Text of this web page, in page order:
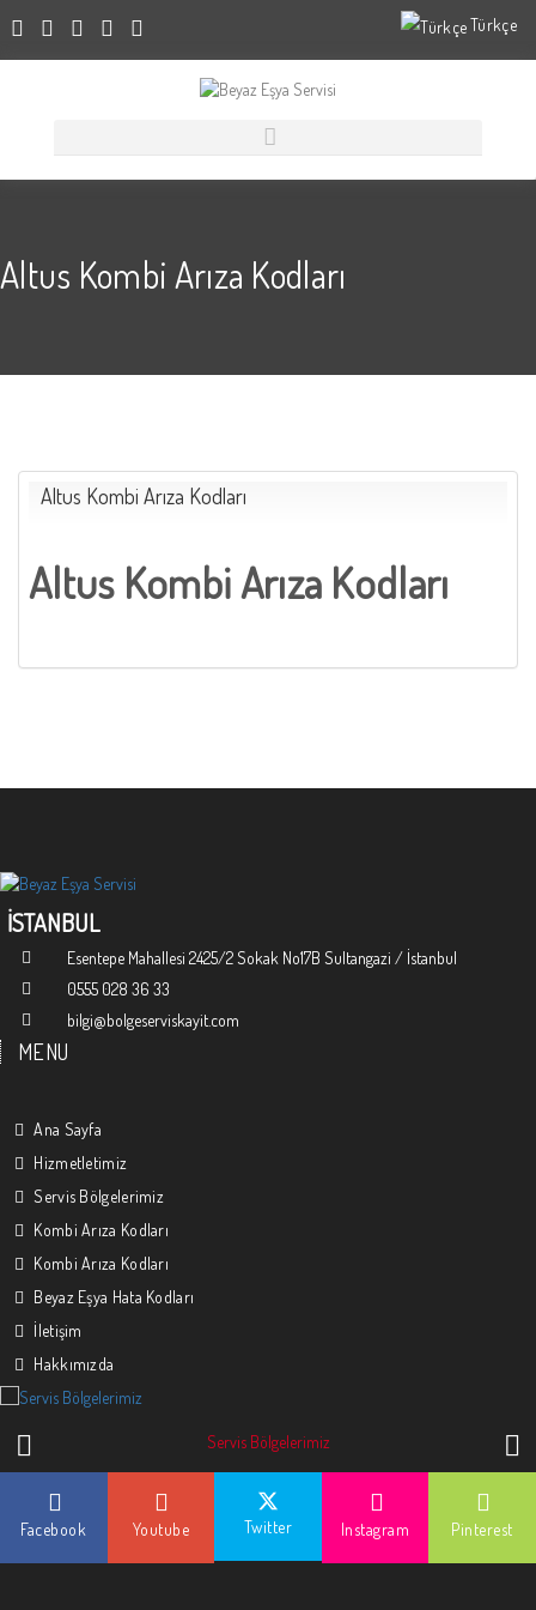
Türkçe
Altus Kombi Arıza Kodları
Altus Kombi Arıza Kodları
Altus Kombi Arıza Kodları
İSTANBUL
Esentepe Mahallesi 2425/2 Sokak No17B Sultangazi / İstanbul
0555 028 36 33
bilgi@bolgeserviskayit.com
MENU
Ana Sayfa
Hizmetletimiz
Servis Bölgelerimiz
Kombi Arıza Kodları
Kombi Arıza Kodları
Beyaz Eşya Hata Kodları
İletişim
Hakkımızda
Servis Bölgelerimiz
prev next
Facebook Youtube Twitter Instagram Pinterest